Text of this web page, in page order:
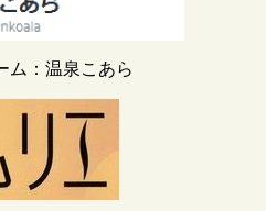
ム：温泉こあら